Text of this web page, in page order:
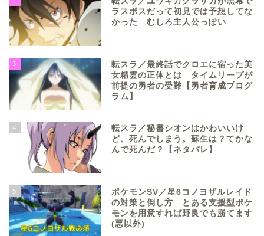
ラスボスだって初見では予想してな
かった むしろ主人公っぽい
3
転スラ／最終話でクロエに宿った美
女精霊の正体とは タイムリープが
前提の勇者の受難【勇者育成プログ
ラム】
4
転スラ／秘書シオンはかわいいけ
ど、死んでしまう。蘇生は？てかな
んで死んだ？【ネタバレ】
5
ポケモンSV／星6コノヨザルレイド
の対策と倒し方 とある支援型ポケ
モンを用意すれば野良でも勝てます
(悪以外)